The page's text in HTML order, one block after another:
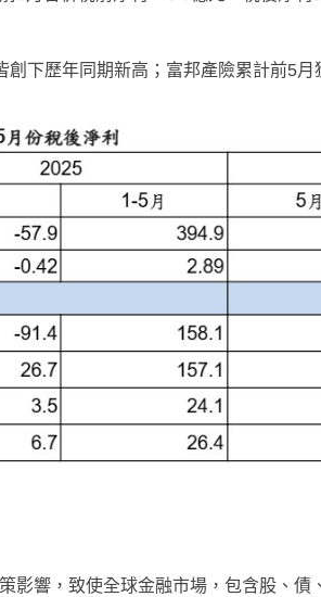
下歷年同期新高；富邦產險累計前5
影響，致使全球金融市場，包含股、債